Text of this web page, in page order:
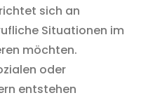
richtet sich an
Situationen im
möchten.
oder
entstehen